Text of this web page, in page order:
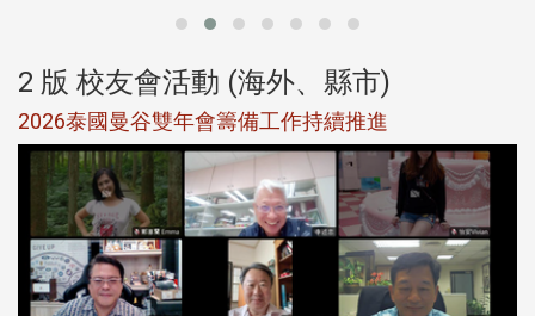
2 版 校友會活動 (海外、縣市)
北加州校友會參加大專校聯會仲夏舞會 牛仔之夜逾
500人同歡